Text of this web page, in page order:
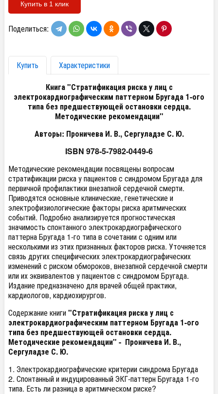
Купить в 1 клик
Поделиться:
Купить
Характеристики
Книга "Стратификация риска у лиц с
электрокардиографическим паттерном Бругада 1-ого
типа без предшествующей остановки сердца.
Методические рекомендации"
Авторы: Проничева И. В., Сергуладзе С. Ю.
ISBN 978-5-7982-0449-6
Методические рекомендации посвящены вопросам
стратификации риска у пациентов с синдромом Бругада для
первичной профилактики внезапной сердечной смерти.
Приводятся основные клинические, генетические и
электрофизиологические факторы риска аритмических
событий. Подробно анализируется прогностическая
значимость спонтанного электрокардиографического
паттерна Бругада 1-го типа в сочетании с одним или
несколькими из этих признанных факторов риска. Уточняется
связь других специфических электрокардиографических
изменений с риском обмороков, внезапной сердечной смерти
или их эквивалентов у пациентов с синдромом Бругада.
Издание предназначено для врачей общей практики,
кардиологов, кардиохирургов.
Содержание книги"Стратификация риска у лиц с
электрокардиографическим паттерном Бругада 1-ого
типа без предшествующей остановки сердца.
Методические рекомендации" - Проничева И. В.,
Сергуладзе С. Ю.
1. Электрокардиографические критерии синдрома Бругада
2. Спонтанный и индуцированный ЭКГ-паттерн Бругада 1-го
типа. Есть ли разница в аритмическом риске?